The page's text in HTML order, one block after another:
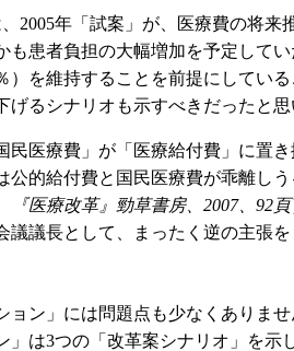
、2005年「試案」が、医療費の将
も患者負担の大幅増加を予定して
）を維持することを前提にしてい
げるシナリオも示すべきだったと
民医療費」が「医療給付費」に置
公的給付費と国民医療費が乖離し
『医療改革』勁草書房、2007、92頁
議議長として、まったく逆の主張
ョン」には問題点も少なくありま
」は3つの「改革案シナリオ」を